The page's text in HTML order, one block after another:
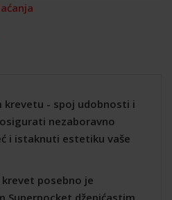
krevetu - spoj udobnosti i
nezaboravno
i istaknuti estetiku vaše
posebno je
Superpocket džepićastim